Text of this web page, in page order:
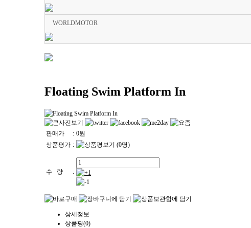
WORLDMOTOR
Floating Swim Platform In
판매가 : 0원
상품평가 : (0명)
수 량 :
상세정보
상품평(0)